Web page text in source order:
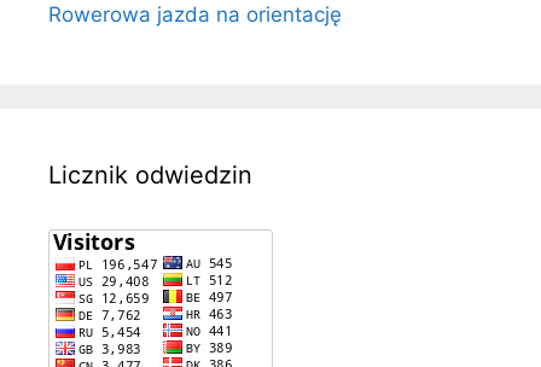
Rowerowa jazda na orientację
Licznik odwiedzin